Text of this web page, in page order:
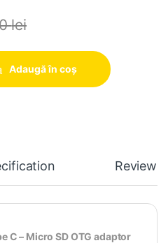
lei
SD OTG adaptor quantity
Adaugă în coș
Reviews
C – Micro SD OTG adaptor